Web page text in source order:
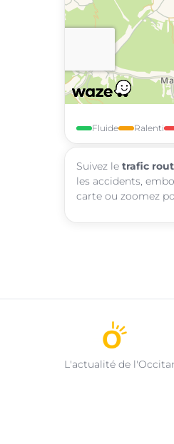
Fluide Ralenti
Suivez le trafic
les accidents,
carte ou zoomez
L'actualité de